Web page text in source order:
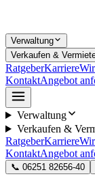
Verwaltung
Verkaufen &
RatgeberKarriereWir
KontaktAngebot
Verwaltung
Verkaufen &
RatgeberKarriereWir
KontaktAngebot
📞 06251 82656-40